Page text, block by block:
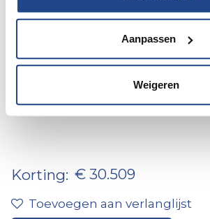
Aanpassen
Weigeren
Le Voyageur LV 7.2
PK automaat
Korting: € 30.509
Toevoegen aan verlanglijst